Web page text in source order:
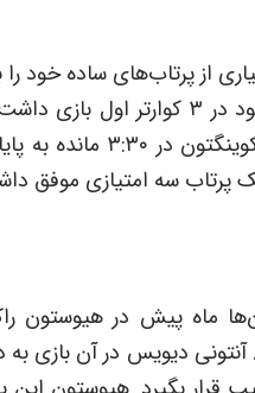
پرتاب سه امتیازی خود در ۳
یک پرتاب سه امتیازی موفق
دیویس در آن بازی به